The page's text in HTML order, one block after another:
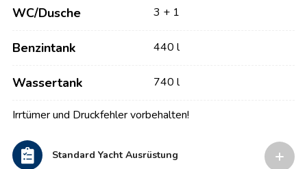
WC/Dusche 3 + 1
Benzintank 440 l
Wassertank 740 l
Irrtümer und Druckfehler vorbehalten!
Standard Yacht Ausrüstung